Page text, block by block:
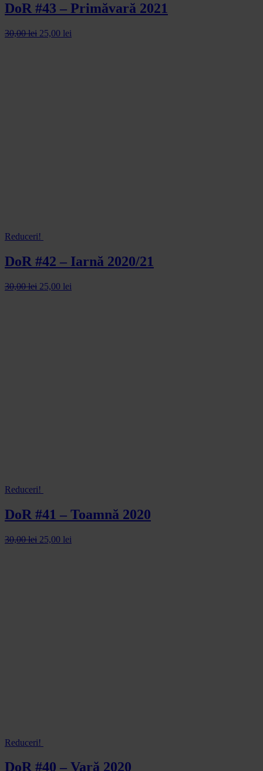
DoR #43 – Primăvară 2021
30,00lei 25,00 lei
Reduceri!
DoR #42 – Iarnă 2020/21
30,00lei 25,00 lei
Reduceri!
DoR #41 – Toamnă 2020
30,00lei 25,00 lei
Reduceri!
DoR #40 – Vară 2020